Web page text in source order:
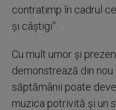
contratimp în cadrul
și câștigi”.
Cu mult umor și
demonstrează din
săptămânii poate
muzica potrivită și un